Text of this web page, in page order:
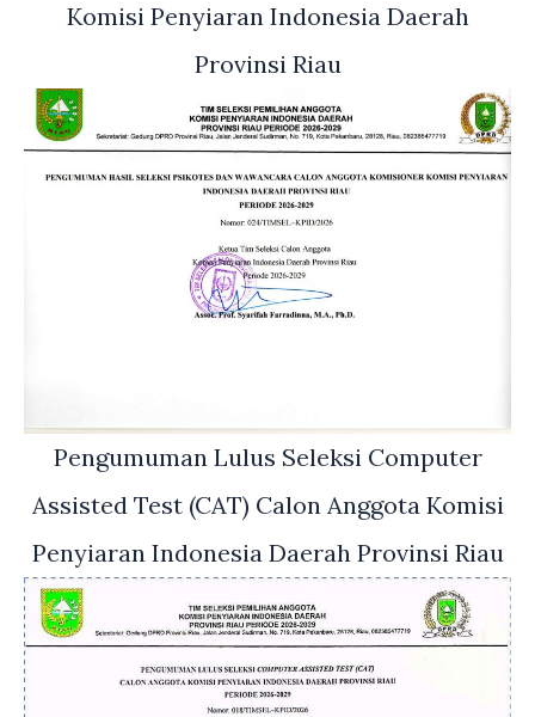
Komisi Penyiaran Indonesia Daerah
Provinsi Riau
Pengumuman Lulus Seleksi Computer
Assisted Test (CAT) Calon Anggota Komisi
Penyiaran Indonesia Daerah Provinsi Riau